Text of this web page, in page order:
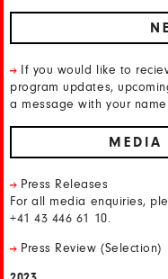
If you would like to
program updates,
a message with your
MEDIA
Press Releases
For all media enquiries,
+41 43 446 61 10.
Press Review (Selection)